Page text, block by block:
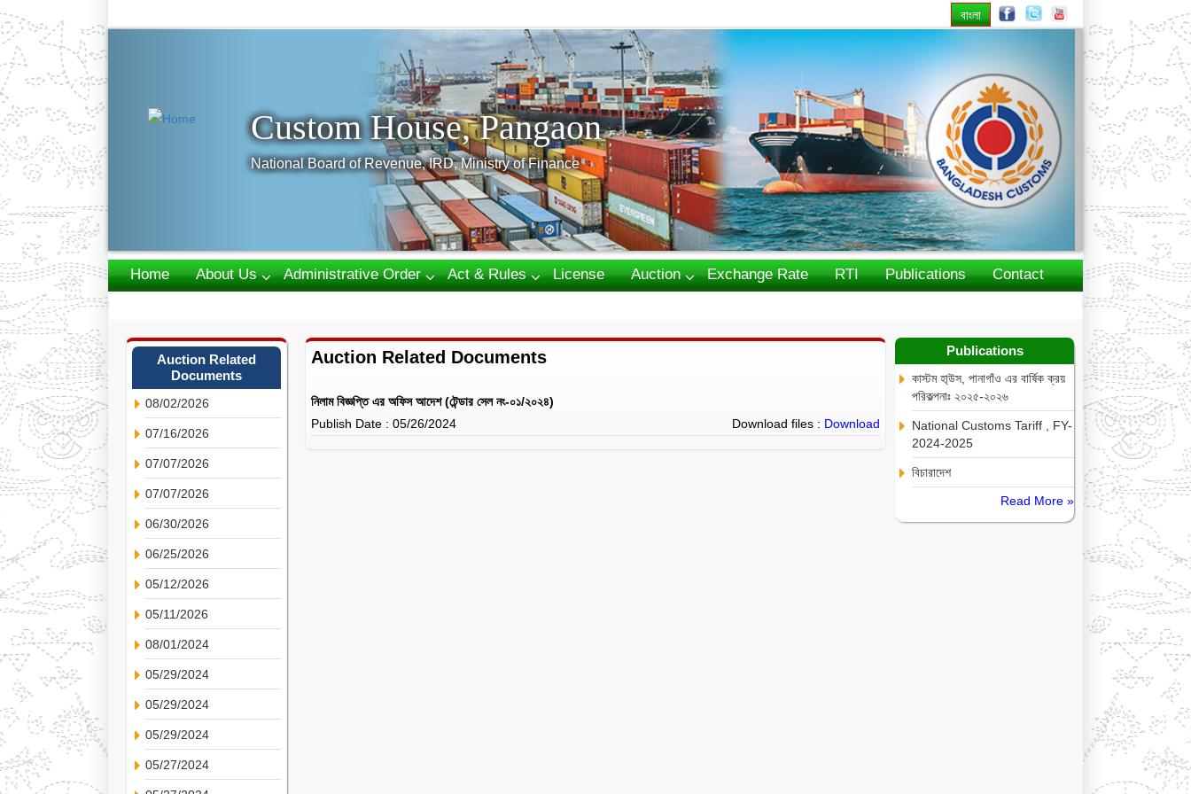
বাংলা
Next
Custom House, Pangaon
National Board of Revenue, IRD, Ministry of Finance
Home About Us Administrative Order Act & Rules License Auction Exchange Rate RTI Publications
Contact
Auction Related
Documents
08/02/2026
07/16/2026
07/07/2026
07/07/2026
06/30/2026
06/25/2026
05/12/2026
05/11/2026
08/01/2024
05/29/2024
05/29/2024
05/29/2024
05/27/2024
Auction Related Documents
নিলাম বিজ্ঞপ্তি এর অফিস আদেশ (টেন্ডার সেল নং-০১/২০২৪)
Publish Date : 05/26/2024
Download files : Download
Publications
কাস্টম হা্উস, পানাগাঁও এর বার্ষিক ক্রয়
পরিকল্পনাঃ ২০২৫-২০২৬
National Customs Tariff , FY-
2024-2025
বিচারাদেশ
Read More »